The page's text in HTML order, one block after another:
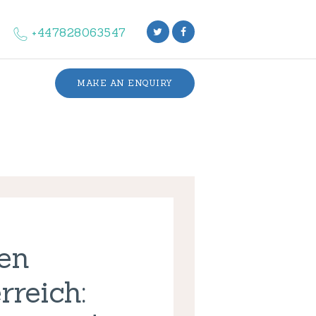
+447828063547
MAKE AN ENQUIRY